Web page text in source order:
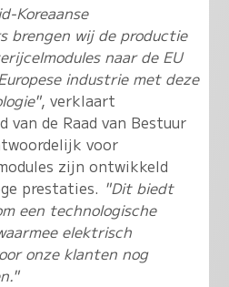
Koreaanse
brengen wij de productie
naar de EU
industrie met deze
, verklaart
van de Raad van Bestuur
voor
zijn ontwikkeld
prestaties. "Dit biedt
een technologische
elektrisch
onze klanten nog